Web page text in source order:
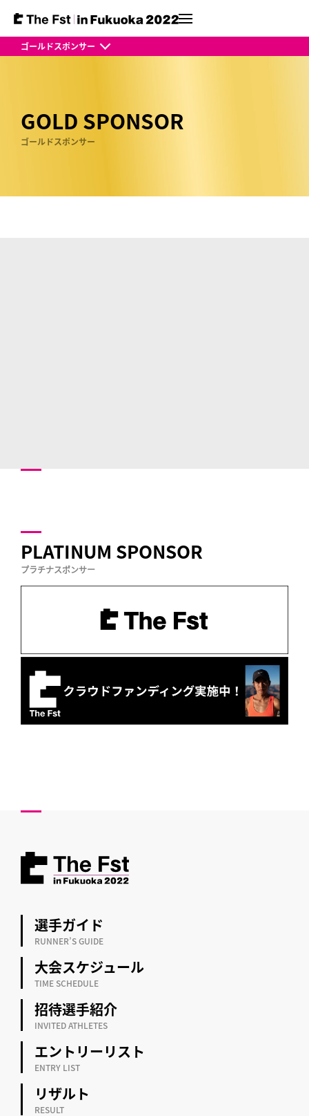
ゴールドスポンサー
GOLD SPONSOR
ゴールドスポンサー
PLATINUM SPONSOR
プラチナスポンサー
選手ガイド
RUNNER’S GUIDE
大会スケジュール
TIME SCHEDULE
招待選手紹介
INVITED ATHLETES
エントリーリスト
ENTRY LIST
リザルト
RESULT